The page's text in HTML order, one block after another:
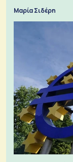
Μαρία Σιδέρη